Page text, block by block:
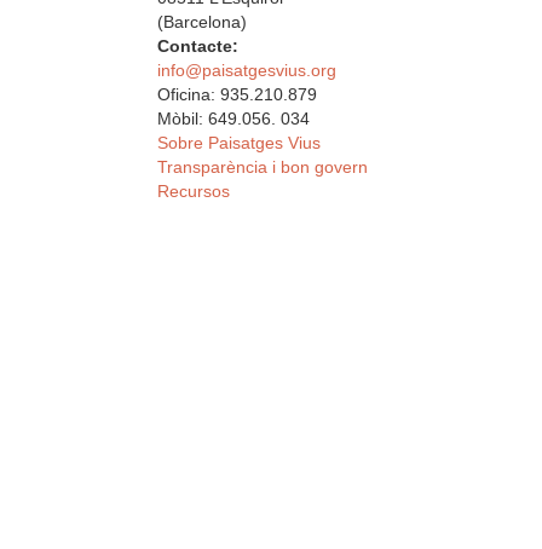
(Barcelona)
Contacte:
info@paisatgesvius.org
Oficina: 935.210.879
Mòbil: 649.056. 034
Sobre Paisatges Vius
Transparència i bon govern
Recursos